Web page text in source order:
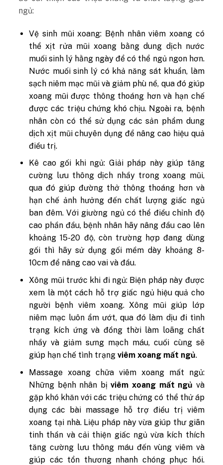
ngủ:
Vệ sinh mũi xoang: Bệnh nhân viêm xoang có
thể xịt rửa mũi xoang bằng dung dịch nước
muối sinh lý hằng ngày để có thể ngủ ngon hơn.
Nước muối sinh lý có khả năng sát khuẩn, làm
sạch niêm mạc mũi và giảm phù nề, qua đó giúp
xoang mũi được thông thoáng hơn và hạn chế
được các triệu chứng khó chịu. Ngoài ra, bệnh
nhân còn có thể sử dụng các sản phẩm dung
dịch xịt mũi chuyên dụng để nâng cao hiệu quả
điều trị.
Kê cao gối khi ngủ: Giải pháp này giúp tăng
cường lưu thông dịch nhầy trong xoang mũi,
qua đó giúp đường thở thông thoáng hơn và
hạn chế ảnh hưởng đến chất lượng giấc ngủ
ban đêm. Với giường ngủ có thể điều chỉnh độ
cao phần đầu, bệnh nhân hãy nâng đầu cao lên
khoảng 15-20 độ, còn trường hợp đang dùng
gối thì hãy sử dụng gối mềm dày khoảng 8-
10cm để nâng cao vai và đầu.
Xông mũi trước khi đi ngủ: Biện pháp này được
xem là một cách hỗ trợ giấc ngủ hiệu quả cho
người bệnh viêm xoang. Xông mũi giúp lớp
niêm mạc luôn ẩm ướt, qua đó làm dịu đi tình
trạng kích ứng và đồng thời làm loãng chất
nhầy và giảm sưng mạch máu, cuối cùng sẽ
giúp hạn chế tình trạngviêm xoang mất ngủ.
Massage xoang chữa viêm xoang mất ngủ:
Những bệnh nhân bịviêm xoang mất ngủ và
gặp khó khăn với các triệu chứng có thể thử áp
dụng các bài massage hỗ trợ điều trị viêm
xoang tại nhà. Liệu pháp này vừa giúp thư giãn
tinh thần và cải thiện giấc ngủ vừa kích thích
tăng cường lưu thông máu đến vùng viêm và
giúp các tổn thương nhanh chóng phục hồi.